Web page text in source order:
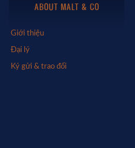
ABOUT MALT & CO
Giới thiệu
Đại lý
Ký gửi & trao đổi